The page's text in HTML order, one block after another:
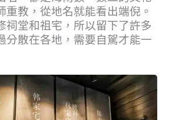
重教，從地名就能看出端倪。
祠堂和祖宅，所以留下了許多
分散在各地，需要自駕才能一